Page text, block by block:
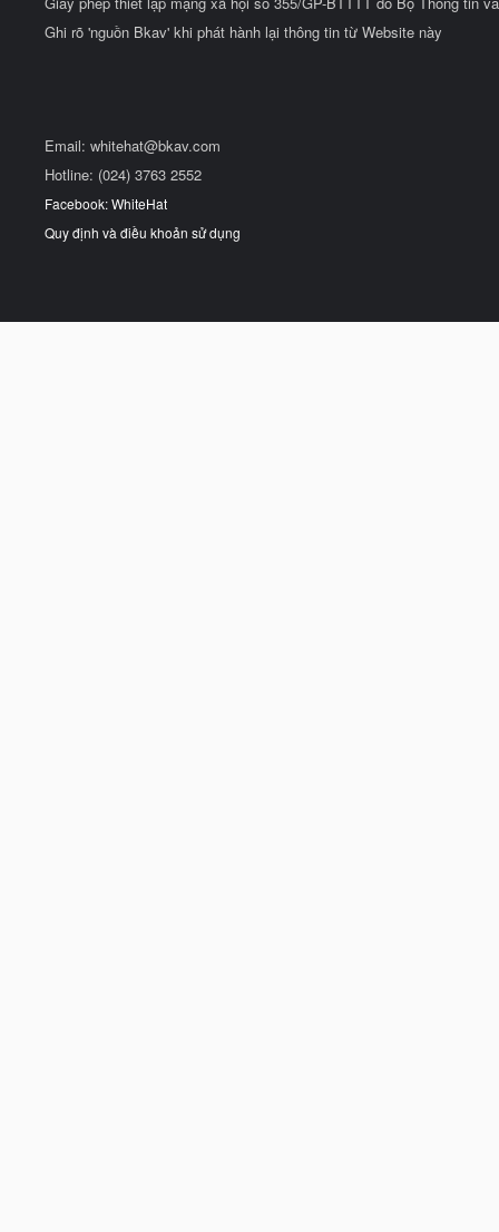
Ghi rõ 'nguồn Bkav' khi phát hành lại thông tin từ Website này
Email: whitehat@bkav.com
Hotline: (024) 3763 2552
Facebook: WhiteHat
Quy định và điều khoản sử dụng